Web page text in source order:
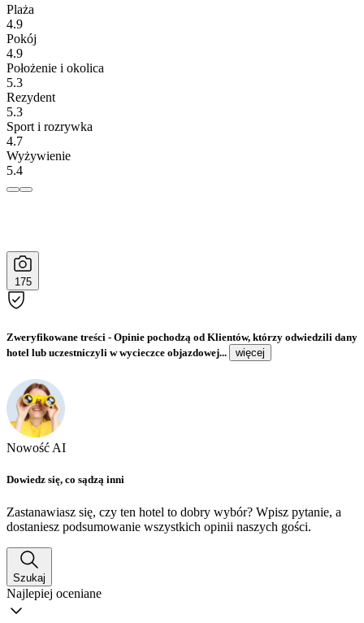
Plaża
4.9
Pokój
4.9
Położenie i okolica
5.3
Rezydent
5.3
Sport i rozrywka
4.7
Wyżywienie
5.4
175
Zweryfikowane treści - Opinie pochodzą od Klientów, którzy odwiedzili dany
hotel lub uczestniczyli w wycieczce objazdowej...
więcej
Nowość AI
Dowiedz się, co sądzą inni
Zastanawiasz się, czy ten hotel to dobry wybór? Wpisz pytanie, a
dostaniesz podsumowanie wszystkich opinii naszych gości.
Szukaj
Najlepiej oceniane